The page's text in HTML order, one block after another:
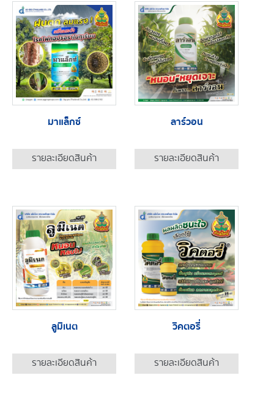
มาแล็กซ์
รายละเอียดสินค้า
ลาร์วอน
รายละเอียดสินค้า
ลูมิเนต
รายละเอียดสินค้า
วิคตอรี่
รายละเอียดสินค้า